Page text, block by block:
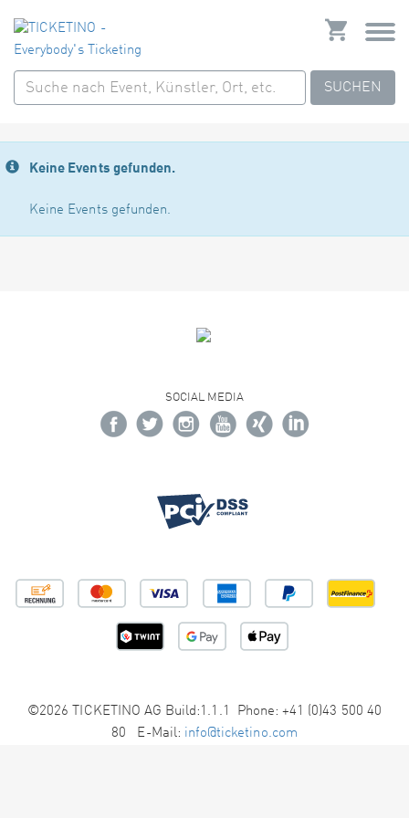
SUCHEN
Keine Events gefunden.
Keine Events gefunden.
SOCIAL MEDIA
©2026 TICKETINO AG Build:1.1.1 Phone: +41 (0)43 500 40
80 E-Mail: info@ticketino.com